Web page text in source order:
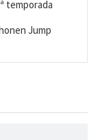
temporada
Jump